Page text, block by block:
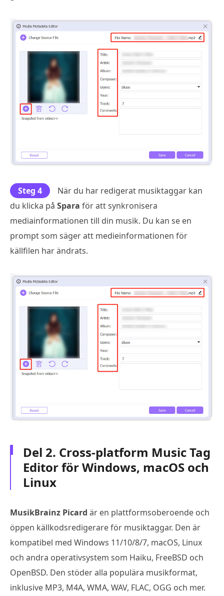
Steg 4
När du har redigerat musiktaggar kan
du klicka på Spara för att synkronisera
mediainformationen till din musik. Du kan se en
prompt som säger att medieinformationen för
källfilen har ändrats.
Del 2. Cross-platform Music Tag
Editor för Windows, macOS och
Linux
MusikBrainz Picard är en plattformsoberoende och
öppen källkodsredigerare för musiktaggar. Den är
kompatibel med Windows 11/10/8/7, macOS, Linux
och andra operativsystem som Haiku, FreeBSD och
OpenBSD. Den stöder alla populära musikformat,
inklusive MP3, M4A, WMA, WAV, FLAC, OGG och mer.